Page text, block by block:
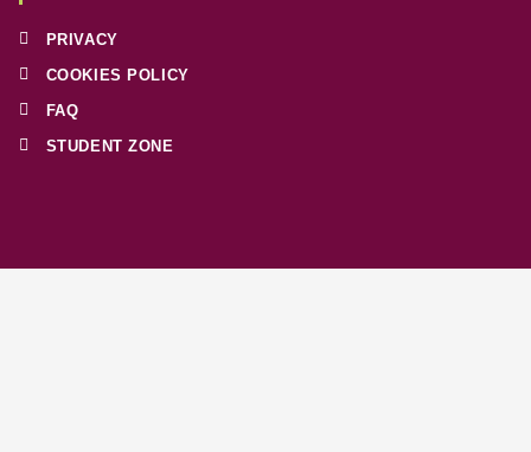
PRIVACY
COOKIES POLICY
FAQ
STUDENT ZONE